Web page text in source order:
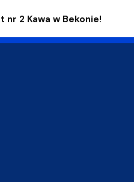
nr 2 Kawa w Bekonie!